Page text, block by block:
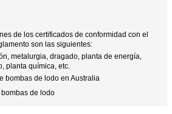
de los certificados de conformidad con el
son las siguientes:
metalurgia, dragado, planta de energía,
planta química, etc.
bombas de lodo en Australia
de lodo